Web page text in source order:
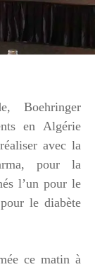
Boehringer
en Algérie
avec la
pour la
l’un pour le
le diabète
ce matin à